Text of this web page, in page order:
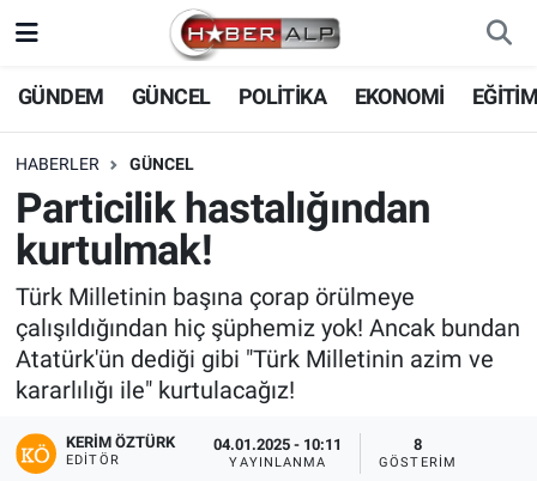
GÜNDEM GÜNCEL POLİTİKA EKONOMİ
HABERLER GÜNCEL
Particilik hastalığından
kurtulmak!
Türk Milletinin başına çorap örülmeye
çalışıldığından hiç şüphemiz yok! Ancak bundan
Atatürk'ün dediği gibi "Türk Milletinin azim ve
kararlılığı ile" kurtulacağız!
KERIM ÖZTÜRK
EDITÖR
04.01.2025 - 10:11
YAYINLANMA
8
GÖSTERIM
Nöbetçi Eczaneler
Hava Durumu
Trafik Durumu
Tüm Manşetler
Son Dakika Haberleri
Haber Arşivi